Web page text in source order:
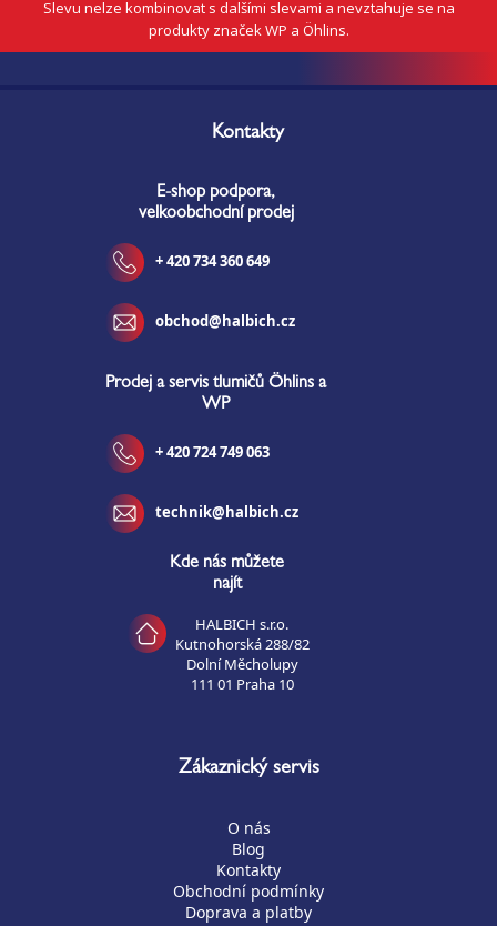
Slevu nelze kombinovat s dalšími slevami a nevztahuje se na
produkty značek WP a Öhlins.
Kontakty
E-shop podpora,
velkoobchodní prodej
+ 420 734 360 649
obchod@halbich.cz
Prodej a servis tlumičů Öhlins a
WP
+ 420 724 749 063
technik@halbich.cz
Kde nás můžete
najít
HALBICH s.r.o.
Kutnohorská 288/82
Dolní Měcholupy
111 01 Praha 10
Zákaznický servis
O nás
Blog
Kontakty
Obchodní podmínky
Doprava a platby